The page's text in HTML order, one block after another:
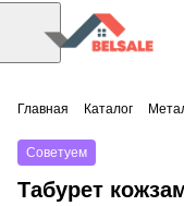
Главная Каталог
Советуем
Табурет